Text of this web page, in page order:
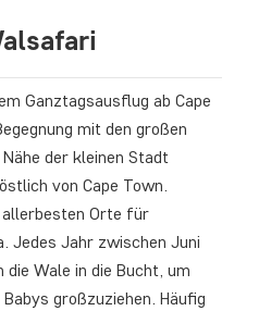
Ganztagsausflug ab Cape
mit den großen
der kleinen Stadt
von Cape Town.
Orte für
Jedes Jahr zwischen Juni
die Wale in die Bucht, um
großzuziehen. Häufig